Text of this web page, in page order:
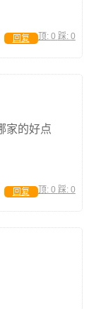
顶: 0 踩: 0
回复
家的好点
顶: 0 踩: 0
回复